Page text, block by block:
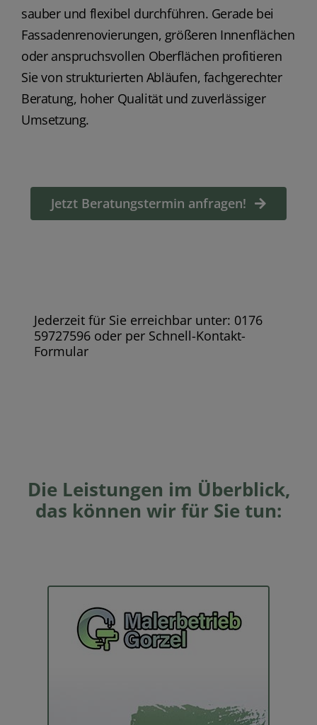
sauber und flexibel durchführen. Gerade bei
Fassadenrenovierungen, größeren Innenflächen
oder anspruchsvollen Oberflächen profitieren
Sie von strukturierten Abläufen, fachgerechter
Beratung, hoher Qualität und zuverlässiger
Umsetzung.
Jetzt Beratungstermin anfragen!
Jederzeit für Sie erreichbar unter: 0176
59727596 oder per Schnell-Kontakt-
Formular
Die Leistungen im Überblick,
das können wir für Sie tun: